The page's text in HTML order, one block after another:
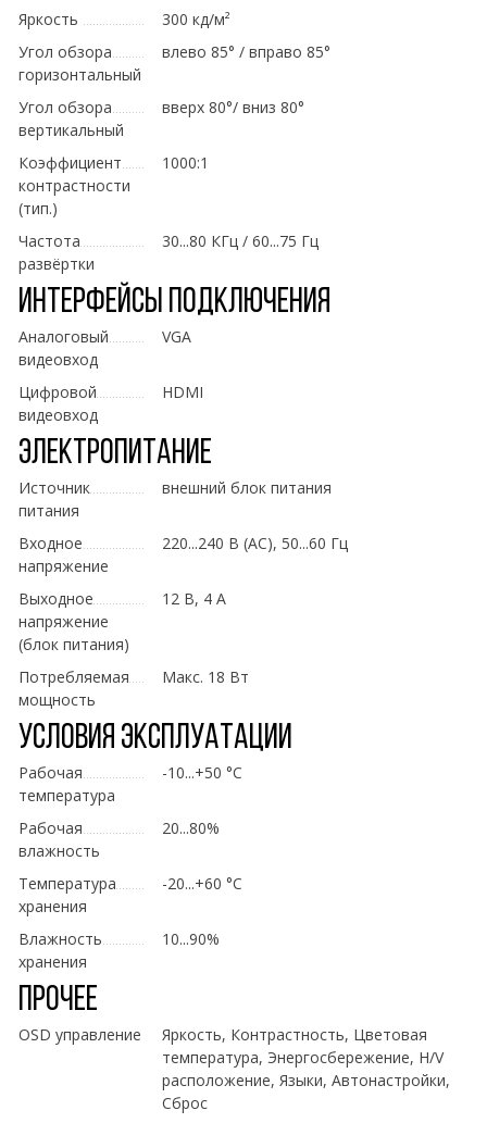
Яркость
300 кд/м²
Угол обзора
горизонтальный
влево 85° / вправо 85°
Угол обзора
вертикальный
вверх 80°/ вниз 80°
Коэффициент
контрастности
(тип.)
1000:1
Частота
развёртки
30...80 КГц / 60...75 Гц
Интерфейсы подключения
Аналоговый
видеовход
VGA
Цифровой
видеовход
HDMI
Электропитание
Источник
питания
внешний блок питания
Входное
напряжение
220...240 В (AC), 50...60 Гц
Выходное
напряжение
(блок питания)
12 В, 4 А
Потребляемая
мощность
Макс. 18 Вт
Условия эксплуатации
Рабочая
температура
-10...+50 °C
Рабочая
влажность
20...80%
Температура
хранения
-20...+60 °C
Влажность
хранения
10...90%
Прочее
OSD управление
Яркость, Контрастность, Цветовая
температура, Энергосбережение, H/V
расположение, Языки, Автонастройки,
Сброс